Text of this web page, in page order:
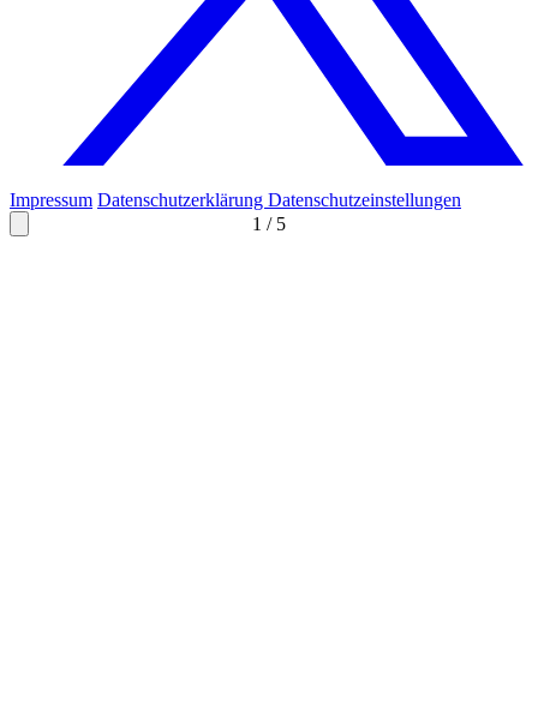
1 / 5
Impressum Datenschutzerklärung Datenschutzeinstellungen